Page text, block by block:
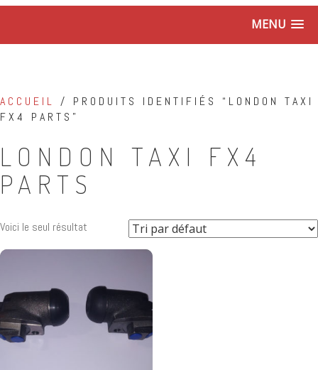
MENU
ACCUEIL / PRODUITS IDENTIFIÉS “LONDON TAXI
FX4 PARTS”
LONDON TAXI FX4
PARTS
Voici le seul résultat